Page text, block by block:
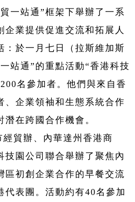
一站通”框架下舉辦了一系
企業提供促進交流和拓展人
於一月七日（拉斯維加斯
站通”的重點活動“香港科技
名參加者。他們與來自香
、企業領袖和生態系統合作
在跨國合作機會。
經貿辦、內華達州香港商
技園公司聯合舉辦了聚焦內
區初創企業合作的早餐交流
代表團。活動約有40名參加